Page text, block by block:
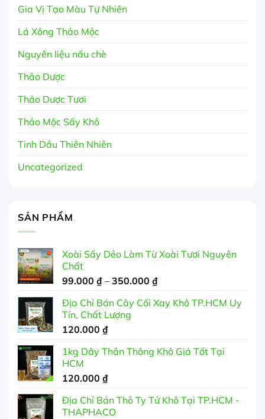
Gia Vị Tạo Màu Tự Nhiên
Lá Xông Thảo Mộc
Nguyên liệu nấu chè
Thảo Dược
Thảo Dược Tươi
Thảo Mộc Sấy Khô
Tinh Dầu Thiên Nhiên
Uncategorized
SẢN PHẨM
Xoài Sấy Dẻo Làm Từ Xoài Tươi Nguyên
Chất
99.000 ₫ – 350.000 ₫Khoảng
từ
Địa Chỉ Bán Cây Cối Xay Khô TP.HCM Uy
Tín, Chất Lượng
120.000 ₫
1kg Dây Thần Thông Khô Giá Tốt Tại
HCM
120.000 ₫
Địa Chỉ Bán Thỏ Ty Tử Khô Tại TP.HCM -
THAPHACO